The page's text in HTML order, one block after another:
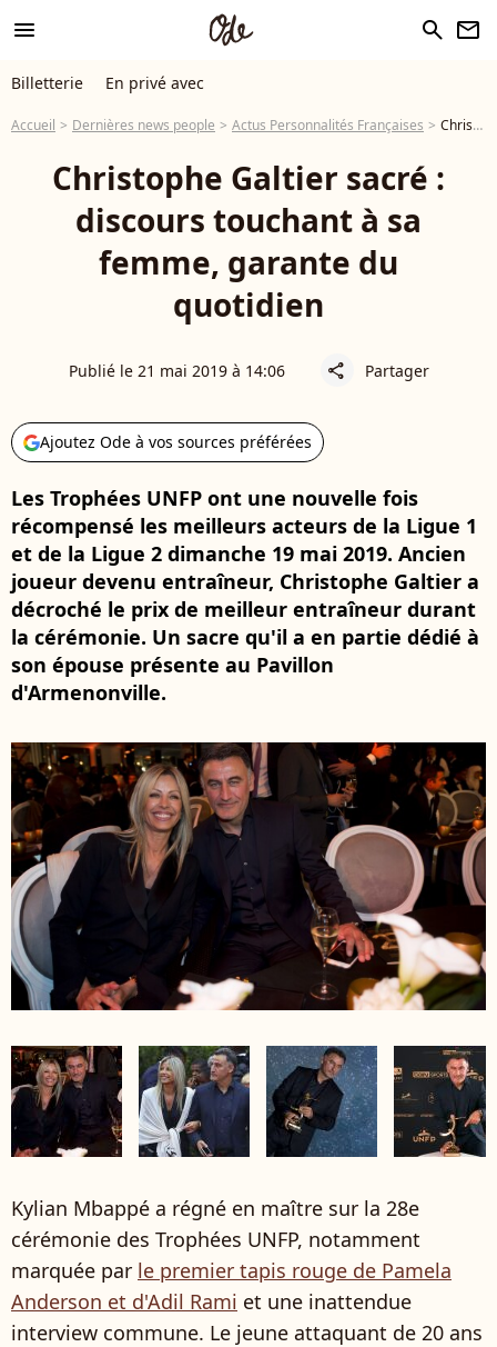
menu search newsletter
Billetterie En privé avec
Accueil Dernières news people Actus Personnalités Françaises Christophe Galtier sacré : discours touchant à sa femme, garante du quotidien
Christophe Galtier sacré :
discours touchant à sa
femme, garante du
quotidien
Publié le 21 mai 2019 à 14:06 share Partager
Ajoutez Ode à vos sources préférées
Les Trophées UNFP ont une nouvelle fois
récompensé les meilleurs acteurs de la Ligue 1
et de la Ligue 2 dimanche 19 mai 2019. Ancien
joueur devenu entraîneur, Christophe Galtier a
décroché le prix de meilleur entraîneur durant
la cérémonie. Un sacre qu'il a en partie dédié à
son épouse présente au Pavillon
d'Armenonville.
Kylian Mbappé a régné en maître sur la 28e
cérémonie des Trophées UNFP, notamment
marquée par le premier tapis rouge de Pamela
Anderson et d'Adil Rami et une inattendue
interview commune. Le jeune attaquant de 20 ans